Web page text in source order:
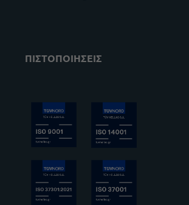
ΠΙΣΤΟΠΟΙΗΣΕΙΣ